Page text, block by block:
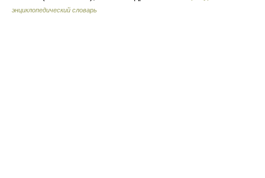
энциклопедический словарь